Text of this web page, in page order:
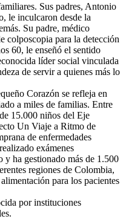
Sus padres, Antonio
le inculcaron desde la
Su padre, médico
colposcopia para la detección
60, le enseñó el sentido
líder social vinculada
de servir a quienes más lo
Corazón se refleja en
a miles de familias. Entre
15.000 niños del Eje
Un Viaje a Ritmo de
de enfermedades
exámenes
y ha gestionado más de 1.500
regiones de Colombia,
para los pacientes
por instituciones